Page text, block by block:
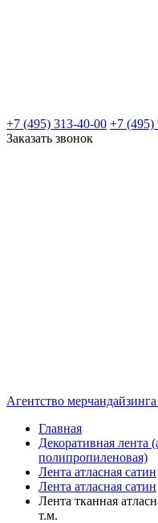
+7 (495) 313-40-00 +7 (495)
Заказать звонок
Агентство
Главная
Декоративная лента
полипропиленовая)
Лента атласная сатин
Лента атласная сатин
Лента тканная
т.м.